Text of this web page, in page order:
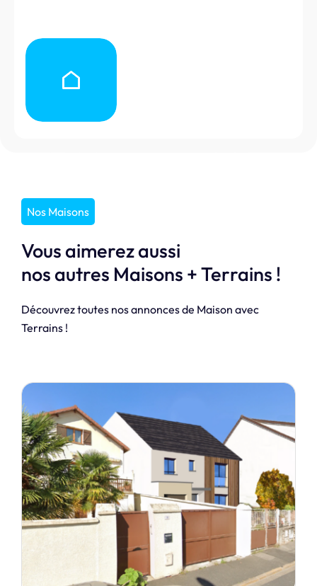
Nos Maisons
Vous aimerez aussi
nos autres Maisons + Terrains !
Découvrez toutes nos annonces de Maison avec
Terrains !